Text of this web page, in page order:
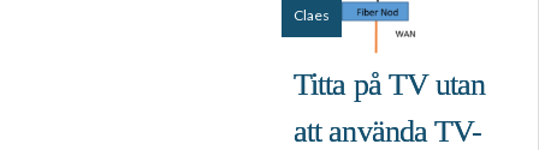
Claes
Titta på TV utan
att använda TV-